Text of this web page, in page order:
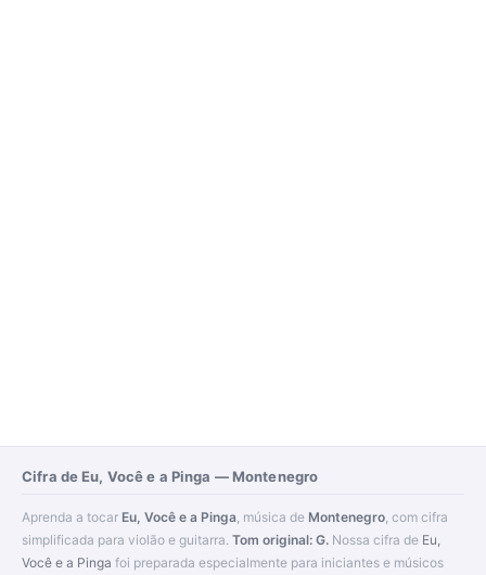
Cifra de Eu, Você e a Pinga — Montenegro
Aprenda a tocar Eu, Você e a Pinga , música de Montenegro , com cifra
simplificada para violão e guitarra. Tom original: G. Nossa cifra de Eu,
Você e a Pinga foi preparada especialmente para iniciantes e músicos